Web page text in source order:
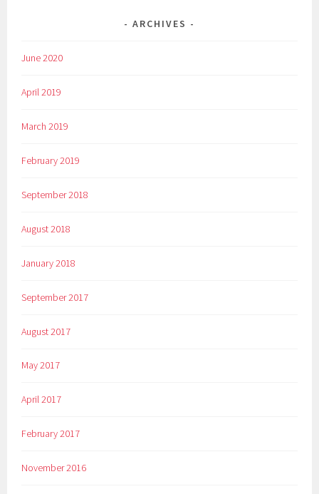
ARCHIVES
June 2020
April 2019
March 2019
February 2019
September 2018
August 2018
January 2018
September 2017
August 2017
May 2017
April 2017
February 2017
November 2016